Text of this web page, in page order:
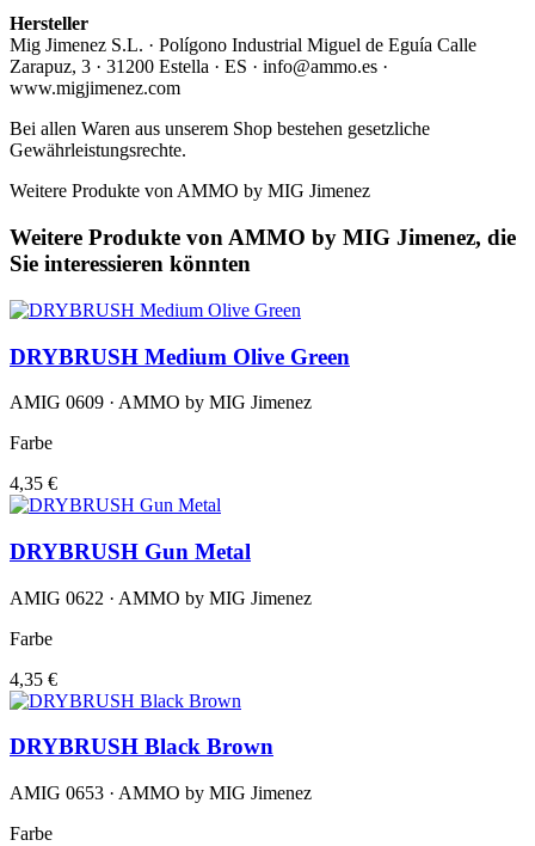
Hersteller
Mig Jimenez S.L. · Polígono Industrial Miguel de Eguía Calle
Zarapuz, 3 · 31200 Estella · ES · info@ammo.es ·
www.migjimenez.com
Bei allen Waren aus unserem Shop bestehen gesetzliche
Gewährleistungsrechte.
Weitere Produkte von AMMO by MIG Jimenez
Weitere Produkte von AMMO by MIG Jimenez, die
Sie interessieren könnten
DRYBRUSH Medium Olive Green
AMIG 0609 · AMMO by MIG Jimenez
Farbe
4,35 €
DRYBRUSH Gun Metal
AMIG 0622 · AMMO by MIG Jimenez
Farbe
4,35 €
DRYBRUSH Black Brown
AMIG 0653 · AMMO by MIG Jimenez
Farbe